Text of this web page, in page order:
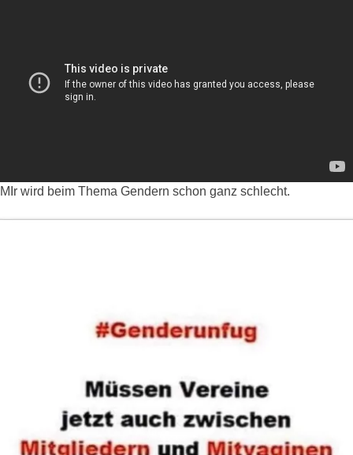
MIr wird beim Thema Gendern schon ganz schlecht.